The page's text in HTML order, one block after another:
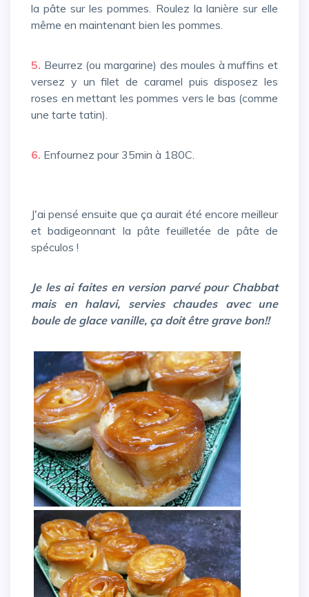
la pâte sur les pommes. Roulez la lanière sur elle
même en maintenant bien les pommes.
5. Beurrez (ou margarine) des moules à muffins et
versez y un filet de caramel puis disposez les
roses en mettant les pommes vers le bas (comme
une tarte tatin).
6. Enfournez pour 35min à 180C.
J'ai pensé ensuite que ça aurait été encore meilleur
et badigeonnant la pâte feuilletée de pâte de
spéculos !
Je les ai faites en version parvé pour Chabbat
mais en halavi, servies chaudes avec une
boule de glace vanille, ça doit être grave bon!!